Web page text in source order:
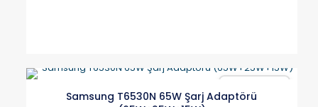
Samsung T6530N 65W Şarj Adaptörü